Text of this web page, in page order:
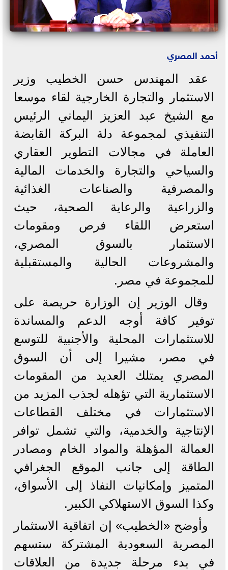
أحمد المصري
عقد المهندس حسن الخطيب وزير
الاستثمار والتجارة الخارجية لقاء موسعا
مع الشيخ عبد العزيز اليماني الرئيس
التنفيذي لمجموعة دلة البركة القابضة
العاملة في مجالات التطوير العقاري
والسياحي والتجارة والخدمات المالية
والمصرفية والصناعات الغذائية
والزراعية والرعاية الصحية، حيث
استعرض اللقاء فرص ومقومات
الاستثمار بالسوق المصري،
والمشروعات الحالية والمستقبلية
للمجموعة في مصر.
وقال الوزير إن الوزارة حريصة على
توفير كافة أوجه الدعم والمساندة
للاستثمارات المحلية والأجنبية للتوسع
في مصر، مشيرا إلى أن السوق
المصري يمتلك العديد من المقومات
الاستثمارية التي تؤهله لجذب المزيد من
الاستثمارات في مختلف القطاعات
الإنتاجية والخدمية، والتي تشمل توافر
العمالة المؤهلة والمواد الخام ومصادر
الطاقة إلى جانب الموقع الجغرافي
المتميز وإمكانيات النفاذ إلى الأسواق،
وكذا السوق الاستهلاكي الكبير.
وأوضح «الخطيب» إن اتفاقية الاستثمار
المصرية السعودية المشتركة ستسهم
في بدء مرحلة جديدة من العلاقات